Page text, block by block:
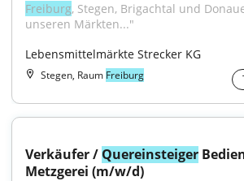
Freiburg, Stegen, Brigachtal und
unseren Märkten..."
Lebensmittelmärkte Strecker KG
Stegen, Raum Freiburg
Verkäufer / Quereinsteiger
Metzgerei (m/w/d)